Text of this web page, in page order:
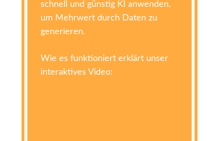
schnell und günstig KI anwenden,
um Mehrwert durch Daten zu
generieren.
Wie es funktioniert erklärt unser
interaktives Video: